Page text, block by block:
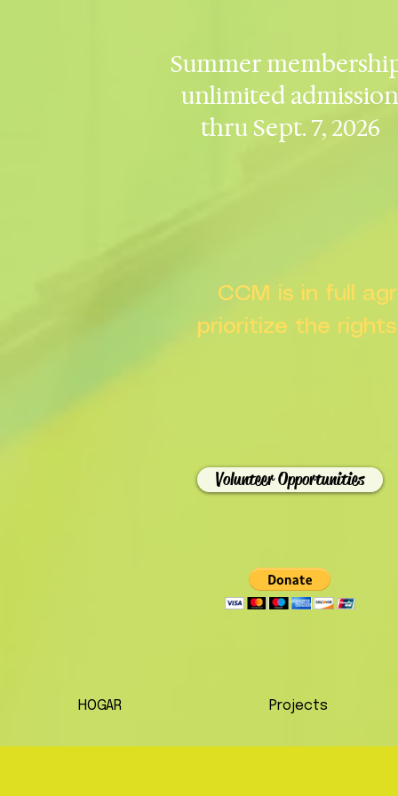
Summer
unlimited admission
thru Sept. 7, 2026
CCM is in full
prioritize the
Volunteer Opportunities
HOGAR Projects